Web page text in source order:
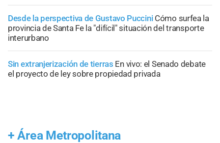
Desde la perspectiva de Gustavo Puccini Cómo surfea la
provincia de Santa Fe la "difícil" situación del transporte
interurbano
Sin extranjerización de tierras En vivo: el Senado debate
el proyecto de ley sobre propiedad privada
+ Área Metropolitana